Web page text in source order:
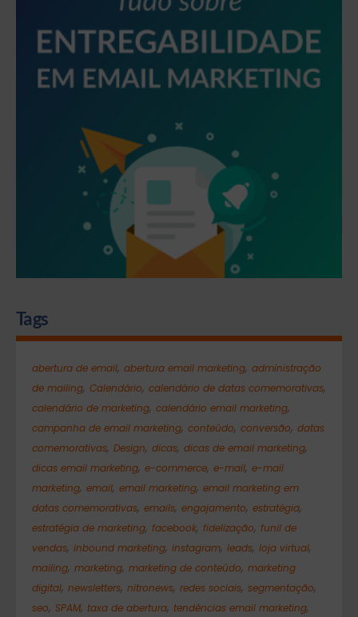
Tags
abertura de email, abertura email marketing, administração
de mailing, Calendário, calendário de datas comemorativas,
calendário de marketing, calendário email marketing,
campanha de email marketing, conteúdo, conversão, datas
comemorativas, Design, dicas, dicas de email marketing,
dicas email marketing, e-commerce, e-mail, e-mail
marketing, email, email marketing, email marketing em
datas comemorativas, emails, engajamento, estratégia,
estratégia de marketing, facebook, fidelização, funil de
vendas, inbound marketing, instagram, leads, loja virtual,
mailing, marketing, marketing de conteúdo, marketing
digital, newsletters, nitronews, redes sociais, segmentação,
seo, SPAM, taxa de abertura, tendências email marketing,